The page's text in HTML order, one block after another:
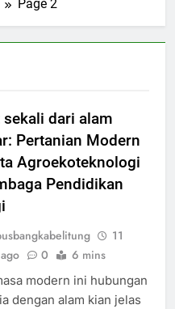
Page 2
sekali dari alam
Pertanian Modern
Agroekoteknologi
Pendidikan
11
0 6 mins
modern ini hubungan
dengan alam kian jelas